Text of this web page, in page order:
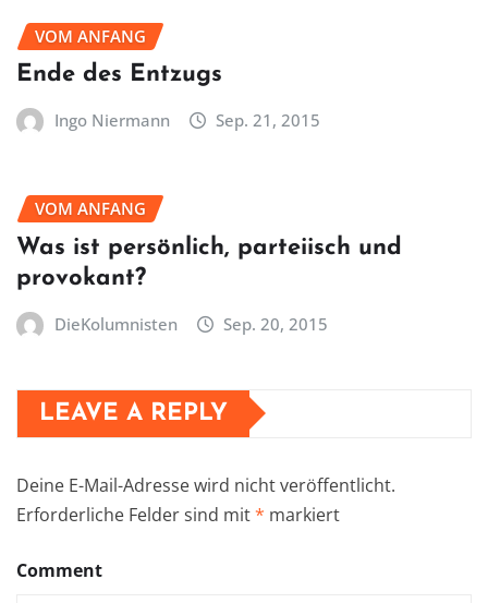
VOM ANFANG
Ende des Entzugs
Ingo Niermann Sep. 21, 2015
VOM ANFANG
Was ist persönlich, parteiisch und
provokant?
DieKolumnisten Sep. 20, 2015
LEAVE A REPLY
Deine E-Mail-Adresse wird nicht veröffentlicht.
Erforderliche Felder sind mit* markiert
Comment